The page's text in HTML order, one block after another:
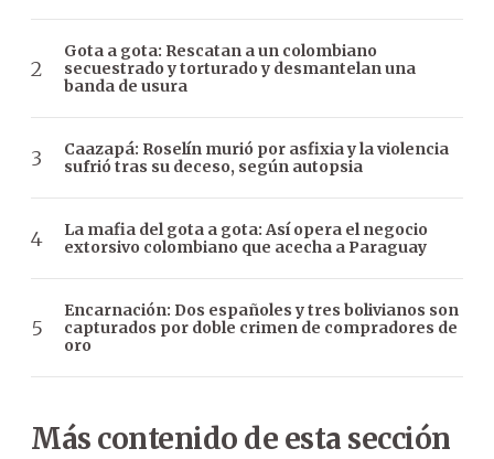
Gota a gota: Rescatan a un colombiano
secuestrado y torturado y desmantelan una
banda de usura
Caazapá: Roselín murió por asfixia y la violencia
sufrió tras su deceso, según autopsia
La mafia del gota a gota: Así opera el negocio
extorsivo colombiano que acecha a Paraguay
Encarnación: Dos españoles y tres bolivianos son
capturados por doble crimen de compradores de
oro
Más contenido de esta sección